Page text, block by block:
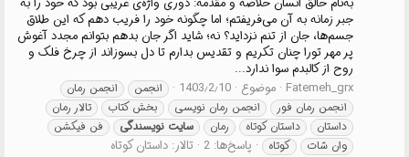
جبر زمانه به آن می‌فریفتم؛ اما چگونه خود را فریب دهم که این طلاق
جسم‌ها، جان از تنم نزداید؟ نه؛ شاید اگر جان بدهم بتوانم مجدد آغوش
پر مهر تورا چنان تکریم و تقدیس بدارم تا دل بسوزاند از چرخ فلک و
روح از کالبدم‌ سوا ندارد...
Fatemeh_grx موضوع 1403٫2٫10 انجمن
انجمن رمان
انجمن رمان فور
انجمن رمان نویسی بخش کتاب
تالار رمان
داستان
داستان کوتاه رمان سایت نویسندگی
فن فیکشن
وان شات
کوتاه پاسخ‌ها: 2 تالار: داستان کوتاه